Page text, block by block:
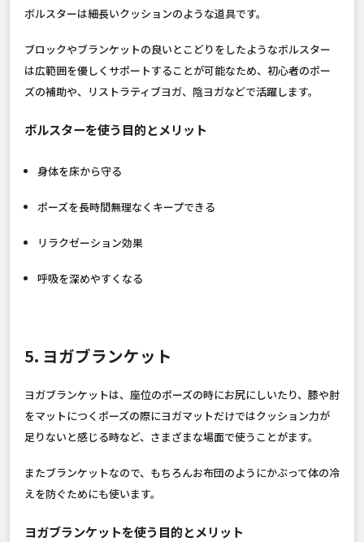
ボルスターは細長いクッションのような道具です。
ブロックやブランケットの良いとこどりをしたようなボルスター
は広範囲を優しくサポートすることが可能なため、初心者のポー
ズの補助や、リストラティブヨガ、陰ヨガなどで活躍します。
ボルスターを使う目的とメリット
身体を床から守る
ポーズを長時間無理なくキープできる
リラクゼーション効果
呼吸を深めやすくなる
5. ヨガブランケット
ヨガブランケットは、座位のポーズの時にお尻にしいたり、膝や肘
をマットにつくポーズの際にヨガマットだけではクッション力が
足りないと感じる時など、さまざまな場面で使うことがます。
またブランケットなので、もちろんお布団のようにかぶって体の冷
えを防ぐためにも使います。
ヨガブランケットを使う目的とメリット